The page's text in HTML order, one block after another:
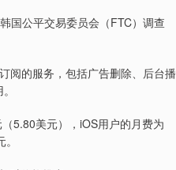
国公平交易委员会（FTC）调查
的服务，包括广告删除、后台播
5.80美元），iOS用户的月费为